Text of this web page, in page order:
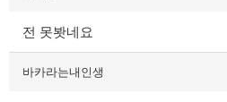
전 못봣네요
바카라는내인생